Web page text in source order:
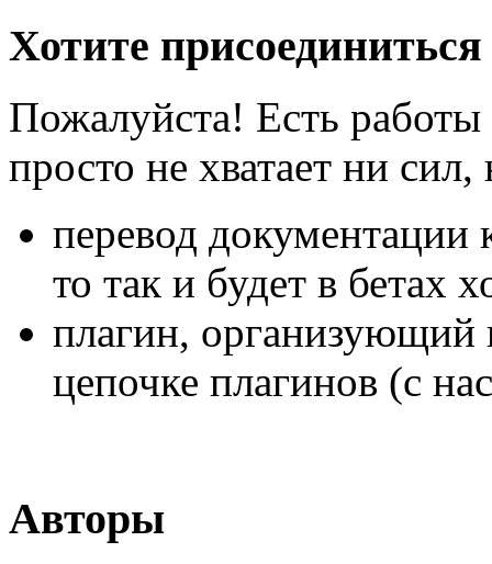
Хотите
Пожалуйста! Есть
просто не хватает ни
перевод документации
то так и будет в бетах
плагин, организующий
цепочке плагинов (с
Авторы